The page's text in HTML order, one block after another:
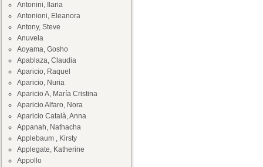
Antonini, Ilaria
Antonioni, Eleanora
Antony, Steve
Anuvela
Aoyama, Gosho
Apablaza, Claudia
Aparicio, Raquel
Aparicio, Nuria
Aparicio A, María Cristina
Aparicio Alfaro, Nora
Aparicio Català, Anna
Appanah, Nathacha
Applebaum , Kirsty
Applegate, Katherine
Appollo